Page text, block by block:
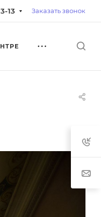
13 Заказать звонок